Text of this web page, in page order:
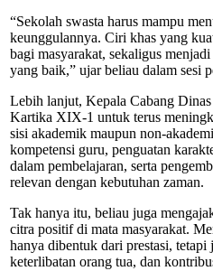
“Sekolah swasta harus mampu
keunggulannya. Ciri khas yang
bagi masyarakat, sekaligus
yang baik,” ujar beliau dalam sesi
Lebih lanjut, Kepala Cabang
Kartika XIX-1 untuk terus
sisi akademik maupun non-
kompetensi guru, penguatan
dalam pembelajaran, serta
relevan dengan kebutuhan zaman.
Tak hanya itu, beliau juga
citra positif di mata masyarakat.
hanya dibentuk dari prestasi,
keterlibatan orang tua, dan